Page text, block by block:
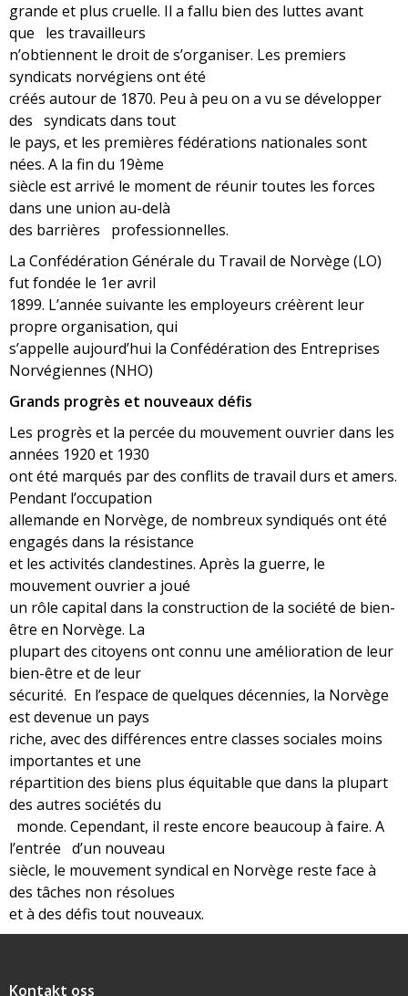
grande et plus cruelle. Il a fallu bien des luttes avant
que les travailleurs
n’obtiennent le droit de s’organiser. Les premiers
syndicats norvégiens ont été
créés autour de 1870. Peu à peu on a vu se développer
des syndicats dans tout
le pays, et les premières fédérations nationales sont
nées. A la fin du 19ème
siècle est arrivé le moment de réunir toutes les forces
dans une union au-delà
des barrières professionnelles.
La Confédération Générale du Travail de Norvège (LO)
fut fondée le 1er avril
1899. L’année suivante les employeurs créèrent leur
propre organisation, qui
s’appelle aujourd’hui la Confédération des Entreprises
Norvégiennes (NHO)
Grands progrès et nouveaux défis
Les progrès et la percée du mouvement ouvrier dans les
années 1920 et 1930
ont été marqués par des conflits de travail durs et amers.
Pendant l’occupation
allemande en Norvège, de nombreux syndiqués ont été
engagés dans la résistance
et les activités clandestines. Après la guerre, le
mouvement ouvrier a joué
un rôle capital dans la construction de la société de bien-
être en Norvège. La
plupart des citoyens ont connu une amélioration de leur
bien-être et de leur
sécurité. En l’espace de quelques décennies, la Norvège
est devenue un pays
riche, avec des différences entre classes sociales moins
importantes et une
répartition des biens plus équitable que dans la plupart
des autres sociétés du
monde. Cependant, il reste encore beaucoup à faire. A
l’entrée d’un nouveau
siècle, le mouvement syndical en Norvège reste face à
des tâches non résolues
et à des défis tout nouveaux.
Kontakt oss